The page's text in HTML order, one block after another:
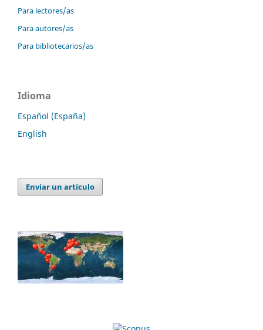
Para lectores/as
Para autores/as
Para bibliotecarios/as
Idioma
Español (España)
English
Enviar un artículo